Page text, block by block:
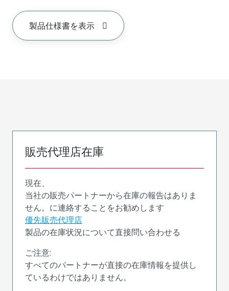
製品仕様書を表示
販売代理店在庫
現在、
当社の販売パートナーから在庫の報告はありま
せん。に連絡することをお勧めします
優先販売代理店
製品の在庫状況について直接問い合わせる
ご注意:
すべてのパートナーが直接の在庫情報を提供し
ているわけではありません。